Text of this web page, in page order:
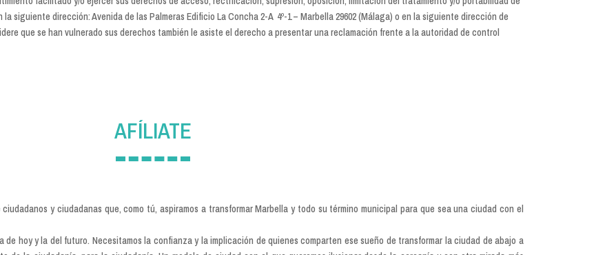
siguiente dirección: Avenida de las Palmeras Edificio La Concha 2-A 4º-1 – Marbella 29602 (Málaga) o en la siguiente dirección de
que se han vulnerado sus derechos también le asiste el derecho a presentar una reclamación frente a la autoridad de control
AFÍLIATE
y ciudadanas que, como tú, aspiramos a transformar Marbella y todo su término municipal para que sea una ciudad con el
de hoy y la del futuro. Necesitamos la confianza y la implicación de quienes comparten ese sueño de transformar la ciudad de abajo a